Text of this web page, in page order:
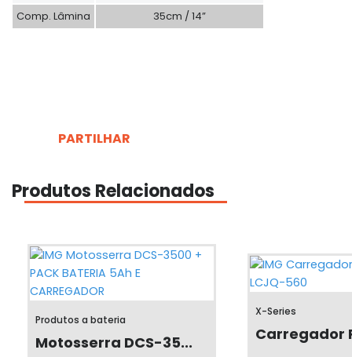
PARTILHAR
Comp. Lâmina
35cm / 14”
Produtos Relacionados
Produtos a bateria
Motosserra DCS-35...
X-Series
Carregador